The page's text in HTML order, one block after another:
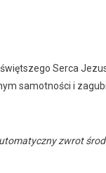
Serca
samotności i
zwrot